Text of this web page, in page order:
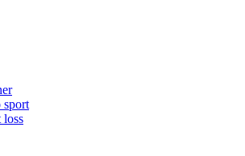
sport
loss